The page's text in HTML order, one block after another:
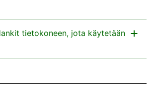
tietokoneen, jota käytetään
hankkinut tietokoneen